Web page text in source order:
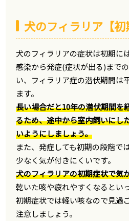
犬のフィラリア【初
犬のフィラリアの症状は初期に
感染から発症(症状が出る)まで
い、フィラリア症の潜伏期間は
ます。
長い場合だと10年の潜伏期間を
るため、途中から室内飼いにし
いようにしましょう。
また、発症しても初期の段階で
少なく気が付きにくいです。
犬のフィラリアの初期症状で気
乾いた咳や疲れやすくなるとい
初期症状では軽い咳なので見過
注意しましょう。